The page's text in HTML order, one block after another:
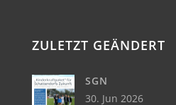
ZULETZT GEÄNDERT
SGN
30. Jun 2026